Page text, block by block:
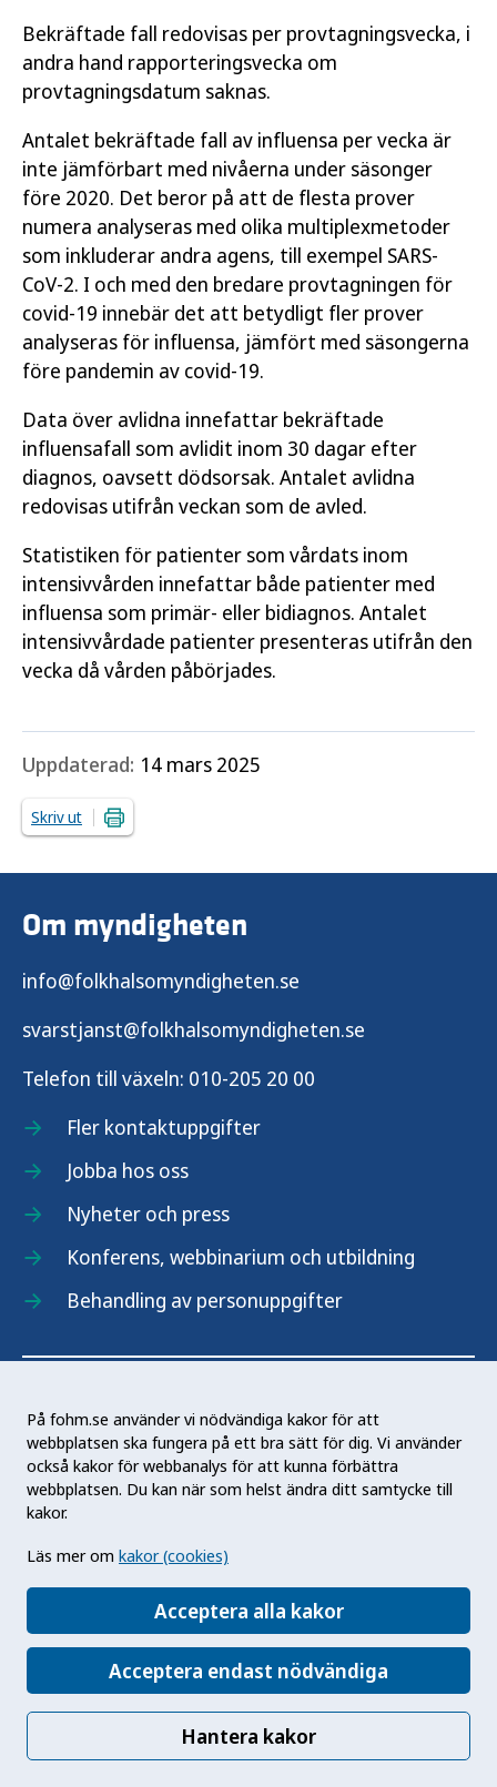
På fohm.se använder vi nödvändiga kakor för att
webbplatsen ska fungera på ett bra sätt för dig. Vi använder
också kakor för webbanalys för att kunna förbättra
webbplatsen. Du kan när som helst ändra ditt samtycke till
kakor.
Läs mer om kakor (cookies)
Acceptera alla kakor
Acceptera endast nödvändiga
Hantera kakor
Bekräftade fall redovisas per provtagningsvecka, i
andra hand rapporteringsvecka om
provtagningsdatum saknas.
Antalet bekräftade fall av influensa per vecka är
inte jämförbart med nivåerna under säsonger
före 2020. Det beror på att de flesta prover
numera analyseras med olika multiplexmetoder
som inkluderar andra agens, till exempel SARS-
CoV-2. I och med den bredare provtagningen för
covid-19 innebär det att betydligt fler prover
analyseras för influensa, jämfört med säsongerna
före pandemin av covid-19.
Data över avlidna innefattar bekräftade
influensafall som avlidit inom 30 dagar efter
diagnos, oavsett dödsorsak. Antalet avlidna
redovisas utifrån veckan som de avled.
Statistiken för patienter som vårdats inom
intensivvården innefattar både patienter med
influensa som primär- eller bidiagnos. Antalet
intensivvårdade patienter presenteras utifrån den
vecka då vården påbörjades.
Uppdaterad: 14 mars 2025
Skriv ut
Om myndigheten
info@folkhalsomyndigheten.se
svarstjanst@folkhalsomyndigheten.se
Telefon till växeln: 010-205 20 00
Fler kontaktuppgifter
Jobba hos oss
Nyheter och press
Konferens, webbinarium och utbildning
Behandling av personuppgifter
Om webbplatsen
Lättläst, teckenspråk och minoritetsspråk
Fler webbplatser
Tillgänglighetsredogörelse
Kakor (cookies)
Hantera kakor
In English